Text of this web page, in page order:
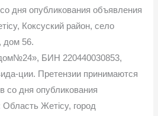
дня опубликования объявления
Коксуский район, село
дом 56.
БИН 220440030853,
ции. Претензии принимаются
со дня опубликования
Жетісу, город